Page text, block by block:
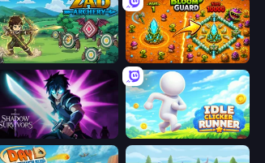
Zad Archery - Demo BloomGuard
Shadow Survivors Idle Clicker Runner